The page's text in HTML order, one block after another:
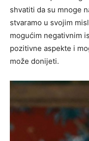
shvatiti da su mnoge
stvaramo u svojim
mogućim negativnim
pozitivne aspekte i
može donijeti.